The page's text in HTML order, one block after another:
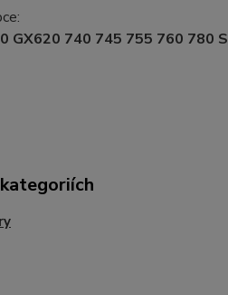
GX620 740 745 755 760 780